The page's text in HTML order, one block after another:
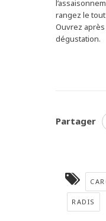
rangez le
Ouvrez
dégustation.
Partager
RADIS